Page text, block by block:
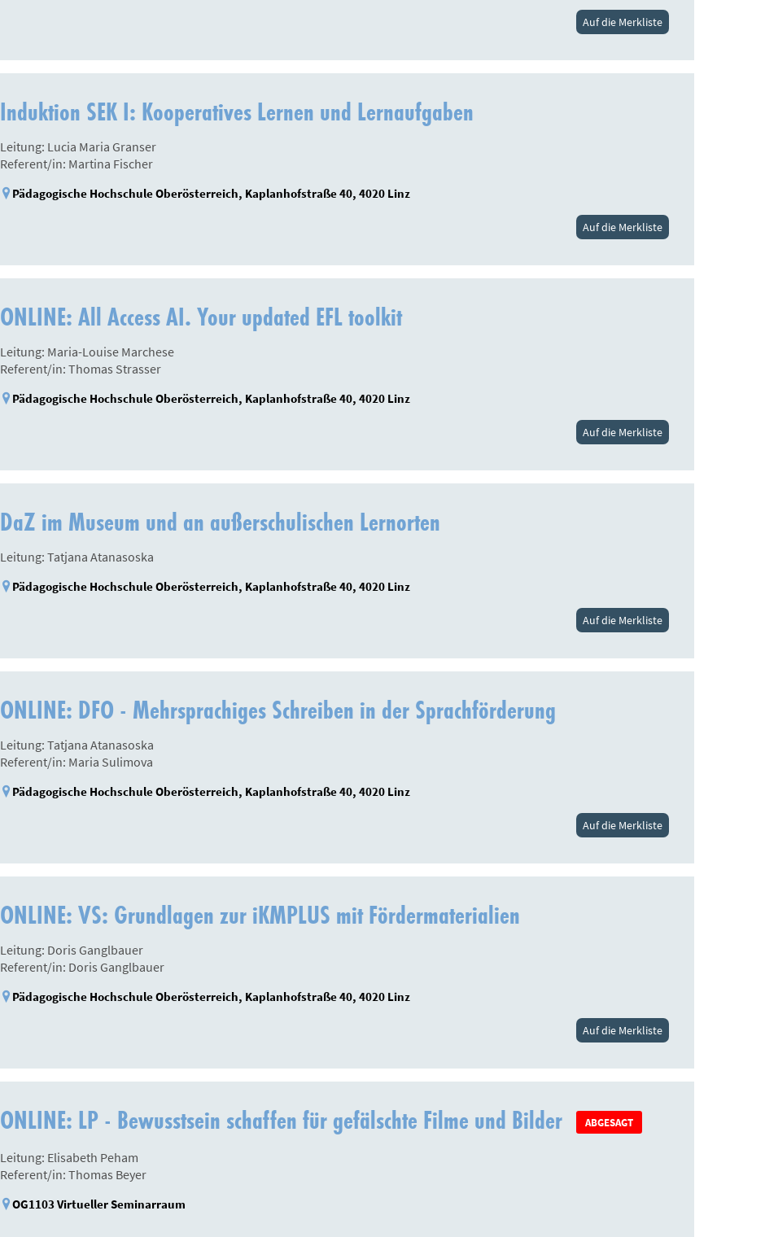
Auf die Merkliste
Induktion SEK I: Kooperatives Lernen und Lernaufgaben
Leitung: Lucia Maria Granser
Referent/in: Martina Fischer
Pädagogische Hochschule Oberösterreich, Kaplanhofstraße 40, 4020 Linz
Auf die Merkliste
ONLINE: All Access AI. Your updated EFL toolkit
Leitung: Maria-Louise Marchese
Referent/in: Thomas Strasser
Pädagogische Hochschule Oberösterreich, Kaplanhofstraße 40, 4020 Linz
Auf die Merkliste
DaZ im Museum und an außerschulischen Lernorten
Leitung: Tatjana Atanasoska
Pädagogische Hochschule Oberösterreich, Kaplanhofstraße 40, 4020 Linz
Auf die Merkliste
ONLINE: DFO - Mehrsprachiges Schreiben in der Sprachförderung
Leitung: Tatjana Atanasoska
Referent/in: Maria Sulimova
Pädagogische Hochschule Oberösterreich, Kaplanhofstraße 40, 4020 Linz
Auf die Merkliste
ONLINE: VS: Grundlagen zur iKMPLUS mit Fördermaterialien
Leitung: Doris Ganglbauer
Referent/in: Doris Ganglbauer
Pädagogische Hochschule Oberösterreich, Kaplanhofstraße 40, 4020 Linz
Auf die Merkliste
ONLINE: LP - Bewusstsein schaffen für gefälschte Filme und Bilder ABGESAGT
Leitung: Elisabeth Peham
Referent/in: Thomas Beyer
OG1103 Virtueller Seminarraum